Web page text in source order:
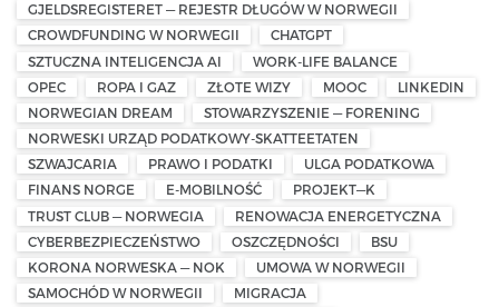
GJELDSREGISTERET — REJESTR DŁUGÓW W NORWEGII
CROWDFUNDING W NORWEGII
CHATGPT
SZTUCZNA INTELIGENCJA AI
WORK-LIFE BALANCE
OPEC
ROPA I GAZ ZŁOTE WIZY MOOC
LINKEDIN
NORWEGIAN DREAM
STOWARZYSZENIE — FORENING
NORWESKI URZĄD PODATKOWY-SKATTEETATEN
SZWAJCARIA
PRAWO I PODATKI
ULGA PODATKOWA
FINANS NORGE
E-MOBILNOŚĆ
PROJEKT—K
TRUST CLUB — NORWEGIA
RENOWACJA ENERGETYCZNA
CYBERBEZPIECZEŃSTWO
OSZCZĘDNOŚCI
BSU
KORONA NORWESKA — NOK
UMOWA W NORWEGII
SAMOCHÓD W NORWEGII
MIGRACJA